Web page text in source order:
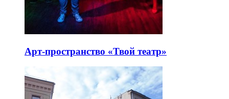
Арт-пространство «Твой театр»